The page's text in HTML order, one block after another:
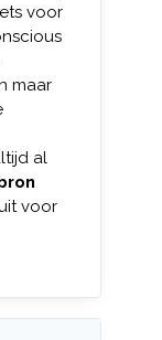
voor
maar
al
voor